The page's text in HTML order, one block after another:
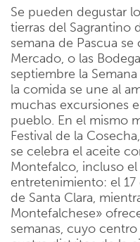
Se pueden degustar
tierras del Sagrantino
semana de Pascua
Mercado, o las
septiembre la
la comida se une al
muchas excursiones
pueblo. En el mismo
Festival de la
se celebra el aceite
Montefalco, incluso
entretenimiento: el 17
de Santa Clara,
Montefalchese»
semanas, cuyo